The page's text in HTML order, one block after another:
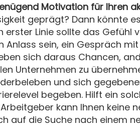
Motivation für Ihren
geprägt? Dann könnte
erster Linie sollte das Gefühl
Anlass sein, ein Gespräch
sich daraus Chancen,
Unternehmen zu
und sich
begeben. Hilft ein
kann Ihnen keine
auf die Suche nach einem